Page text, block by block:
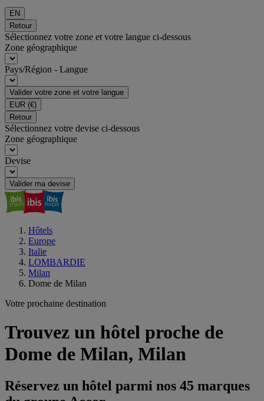
EN
Retour
Sélectionnez votre zone et votre langue ci-dessous
Zone géographique
Pays/Région - Langue
Valider votre zone et votre langue
EUR (€)
Retour
Sélectionnez votre devise ci-dessous
Zone géographique
Devise
Valider ma devise
Hôtels
Europe
Italie
LOMBARDIE
Milan
Dome de Milan
Votre prochaine destination
Trouvez un hôtel proche de
Dome de Milan, Milan
Réservez un hôtel parmi nos 45 marques